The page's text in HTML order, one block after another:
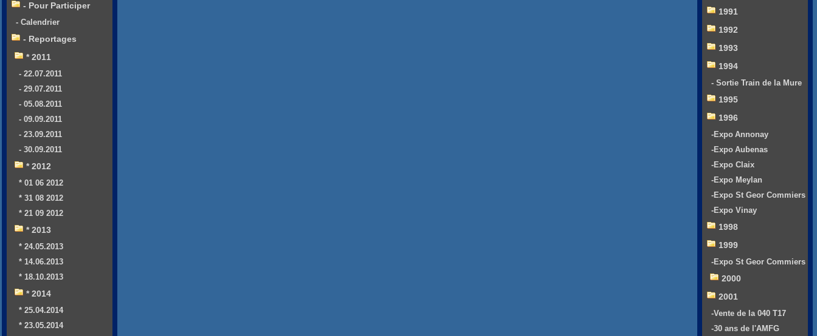
- Pour Participer
- Calendrier
- Reportages
* 2011
- 22.07.2011
- 29.07.2011
- 05.08.2011
- 09.09.2011
- 23.09.2011
- 30.09.2011
* 2012
* 01 06 2012
* 31 08 2012
* 21 09 2012
* 2013
* 24.05.2013
* 14.06.2013
* 18.10.2013
* 2014
* 25.04.2014
* 23.05.2014
1991
1992
1993
1994
- Sortie Train de la Mure
1995
1996
-Expo Annonay
-Expo Aubenas
-Expo Claix
-Expo Meylan
-Expo St Geor Commiers
-Expo Vinay
1998
1999
-Expo St Geor Commiers
2000
2001
-Vente de la 040 T17
-30 ans de l'AMFG